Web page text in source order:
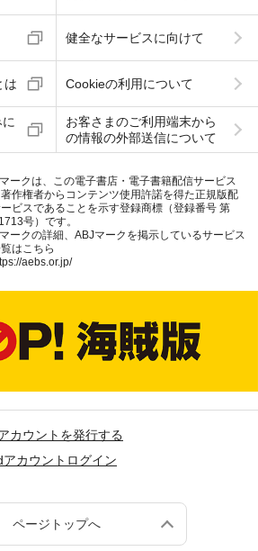
健全なサービスに向けて
は Cookieの利用について
お客さまのご利用端末から
の情報の外部送信について
ークは、この電子書店・電子書籍配信サービス
作権者からコンテンツ使用許諾を得た正規版配
ビスであることを示す登録商標（登録番号 第
号）です。
ークの詳細、ABJマークを掲示しているサービス
はこちら
aebs.or.jp/
カウントを発行する
アカウントログイン
ページトップへ